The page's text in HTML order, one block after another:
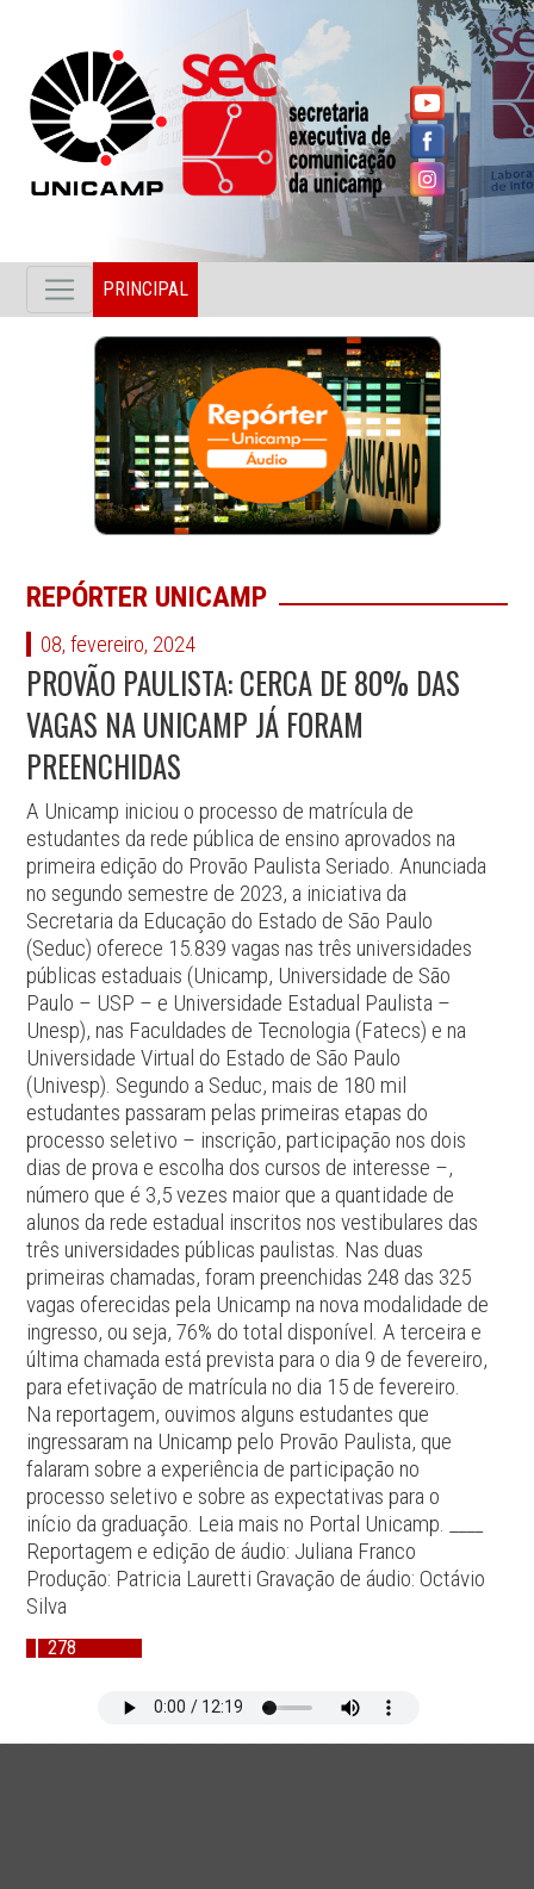
PRINCIPAL
REPÓRTER UNICAMP
08, fevereiro, 2024
PROVÃO PAULISTA: CERCA DE 80% DAS
VAGAS NA UNICAMP JÁ FORAM
PREENCHIDAS
A Unicamp iniciou o processo de matrícula de
estudantes da rede pública de ensino aprovados na
primeira edição do Provão Paulista Seriado. Anunciada
no segundo semestre de 2023, a iniciativa da
Secretaria da Educação do Estado de São Paulo
(Seduc) oferece 15.839 vagas nas três universidades
públicas estaduais (Unicamp, Universidade de São
Paulo – USP – e Universidade Estadual Paulista –
Unesp), nas Faculdades de Tecnologia (Fatecs) e na
Universidade Virtual do Estado de São Paulo
(Univesp). Segundo a Seduc, mais de 180 mil
estudantes passaram pelas primeiras etapas do
processo seletivo – inscrição, participação nos dois
dias de prova e escolha dos cursos de interesse –,
número que é 3,5 vezes maior que a quantidade de
alunos da rede estadual inscritos nos vestibulares das
três universidades públicas paulistas. Nas duas
primeiras chamadas, foram preenchidas 248 das 325
vagas oferecidas pela Unicamp na nova modalidade de
ingresso, ou seja, 76% do total disponível. A terceira e
última chamada está prevista para o dia 9 de fevereiro,
para efetivação de matrícula no dia 15 de fevereiro.
Na reportagem, ouvimos alguns estudantes que
ingressaram na Unicamp pelo Provão Paulista, que
falaram sobre a experiência de participação no
processo seletivo e sobre as expectativas para o
início da graduação. Leia mais no Portal Unicamp
Reportagem e edição de áudio: Juliana Franco
Produção: Patricia Lauretti Gravação de áudio: Octávio
Silva
278